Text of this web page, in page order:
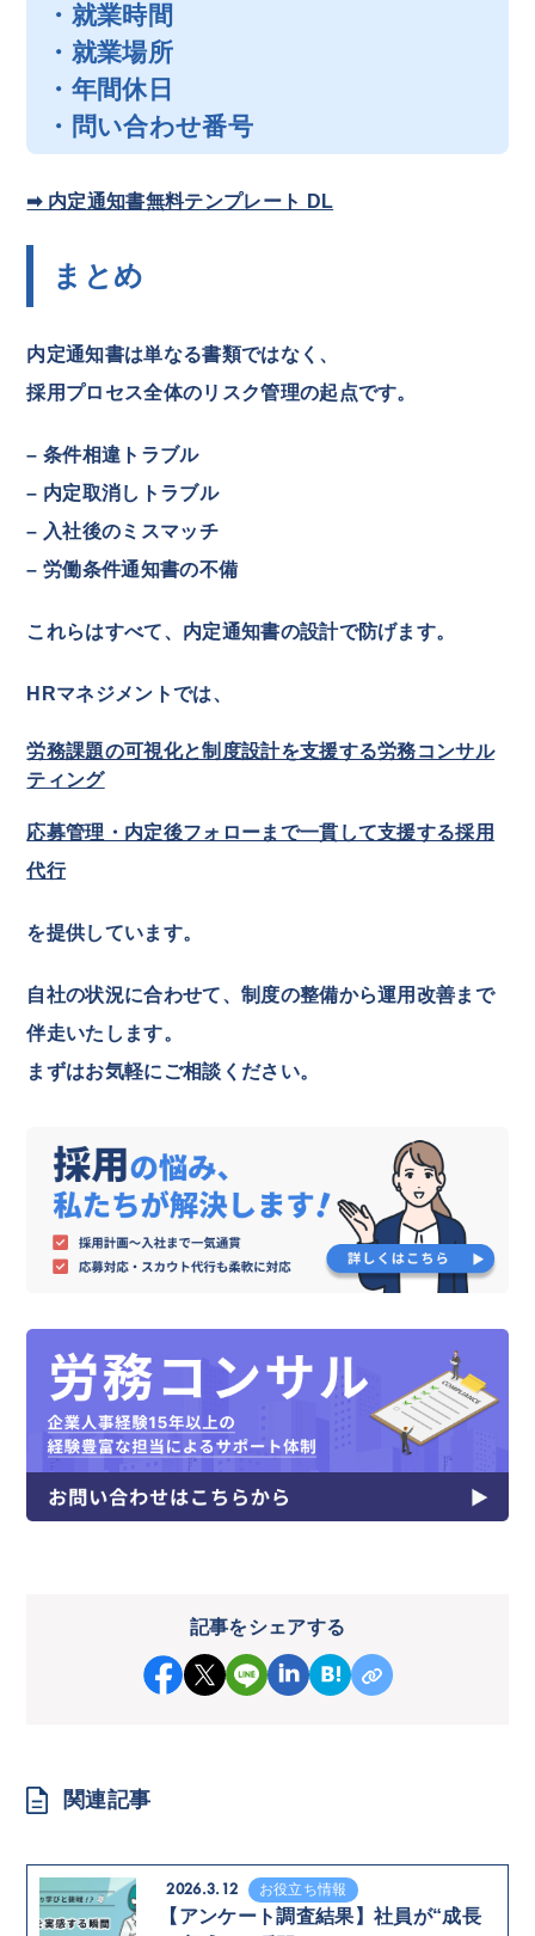
・就業時間
・就業場所
・年間休日
・問い合わせ番号
➡ 内定通知書無料テンプレート DL
まとめ
内定通知書は単なる書類ではなく、
採用プロセス全体のリスク管理の起点です。
– 条件相違トラブル
– 内定取消しトラブル
– 入社後のミスマッチ
– 労働条件通知書の不備
これらはすべて、内定通知書の設計で防げます。
HRマネジメントでは、
労務課題の可視化と制度設計を支援する労務コンサル
ティング
応募管理・内定後フォローまで一貫して支援する採用
代行
を提供しています。
自社の状況に合わせて、制度の整備から運用改善まで
伴走いたします。
まずはお気軽にご相談ください。
記事をシェアする
関連記事
2026.3.12 お役立ち情報
【アンケート調査結果】社員が“成長